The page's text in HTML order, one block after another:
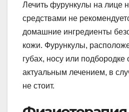
Лечить фурункулы на лице
средствами не
домашние ингредиенты
кожи. Фурункулы,
губах, носу или
актуальным лечением, в
не стоит.